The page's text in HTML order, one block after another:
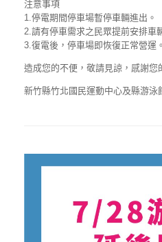
注意事項
1.停電期間停車場暫停車輛進出。
2.請有停車需求之民眾提前安排車
3.復電後，停車場即恢復正常營運。
造成您的不便，敬請見諒，感謝您
新竹縣竹北國民運動中心及縣游泳